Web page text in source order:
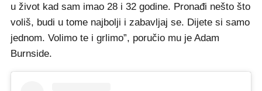
u život kad sam imao 28 i 32 godine. Pronađi nešto što
voliš, budi u tome najbolji i zabavljaj se. Dijete si samo
jednom. Volimo te i grlimo”, poručio mu je Adam
Burnside.